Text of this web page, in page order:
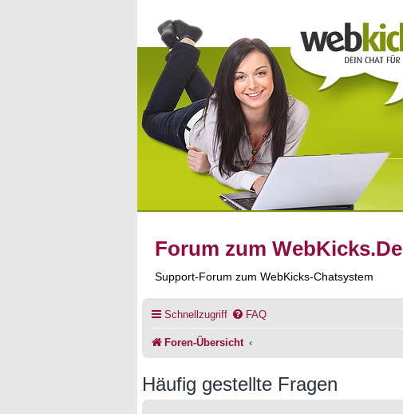
Forum zum WebKicks.De
Support-Forum zum WebKicks-Chatsystem
Schnellzugriff FAQ
Foren-Übersicht
Häufig gestellte Fragen